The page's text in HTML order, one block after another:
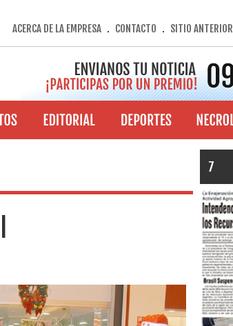
ACERCA DE LA EMPRESA. CONTACTO . SITIO ANTERIOR